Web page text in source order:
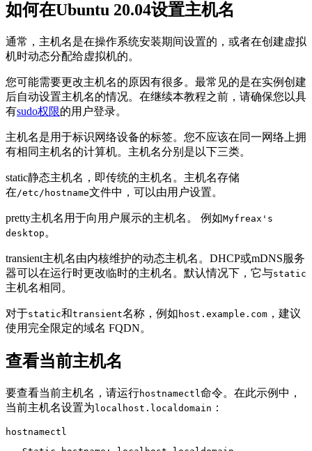
如何在Ubuntu 20.04设置主机名
通常，主机名是在操作系统安装期间设置的，或者在创建虚拟
机时动态分配给虚拟机的。
您可能需要更改主机名的原因有很多。最常见的是在实例创建
后自动设置主机名的情况。在继续本教程之前，请确保您以具
有sudo权限的用户登录。
主机名是用于标识网络设备的标签。您不应该在同一网络上拥
有相同主机名的计算机。主机名分别是以下三类。
static静态主机名，即传统的主机名。主机名存储
在/etc/hostname文件中，可以由用户设置。
pretty主机名用于向用户展示的主机名。 例如Myfreax's
desktop 。
transient主机名由内核维护的动态主机名。DHCP或mDNS服务
器可以在运行时更改临时的主机名。默认情况下，它与static
主机名相同。
对于static和transient名称，例如 host.example.com ，建议
使用完全限定的域名 FQDN。
查看当前主机名
要查看当前主机名，请运行hostnamectl 命令。在此示例中，
当前主机名设置为 localhost.localdomain ：
hostnamectl